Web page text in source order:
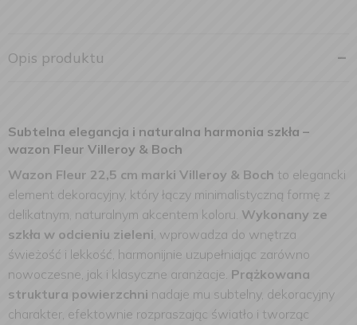
Opis produktu
Subtelna elegancja i naturalna harmonia szkła –
wazon Fleur Villeroy & Boch
Wazon Fleur 22,5 cm marki Villeroy & Boch to elegancki
element dekoracyjny, który łączy minimalistyczną formę z
delikatnym, naturalnym akcentem koloru. Wykonany ze
szkła w odcieniu zieleni, wprowadza do wnętrza
świeżość i lekkość, harmonijnie uzupełniając zarówno
nowoczesne, jak i klasyczne aranżacje. Prążkowana
struktura powierzchni nadaje mu subtelny, dekoracyjny
charakter, efektownie rozpraszając światło i tworząc